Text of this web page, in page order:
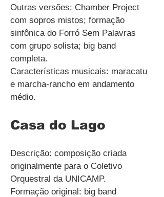
Outras versões: Chamber Project
com sopros mistos; formação
sinfônica do Forró Sem Palavras
com grupo solista; big band
completa.
Características musicais: maracatu
e marcha-rancho em andamento
médio.
Casa do Lago
Descrição: composição criada
originalmente para o Coletivo
Orquestral da UNICAMP.
Formação original: big band